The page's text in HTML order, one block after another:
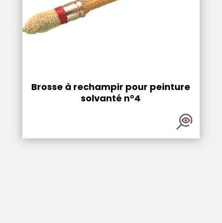
Brosse à rechampir pour peinture
solvanté n°4